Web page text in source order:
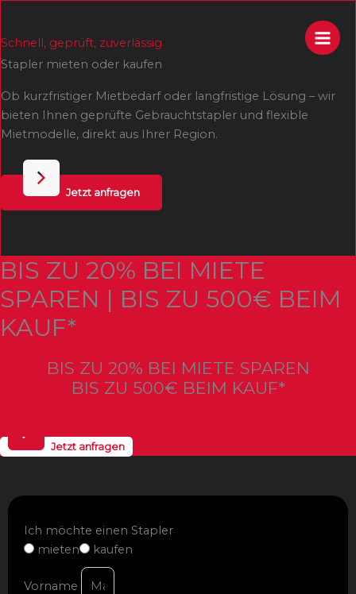
springen
Schnell, geprüft, zuverlässig
Stapler mieten oder kaufen
Ob kurzfristiger Mietbedarf oder langfristige Lösung – wir
bieten Ihnen geprüfte Gebrauchtstapler und flexible
Mietmodelle, direkt aus Ihrer Region.
Jetzt anfragen
BIS ZU 20% BEI MIETE
SPAREN | BIS ZU 500€ BEIM
KAUF*
BIS ZU 20% BEI MIETE SPAREN
BIS ZU 500€ BEIM KAUF*
Jetzt anfragen
Ich möchte einen Stapler
mieten
kaufen
Vorname